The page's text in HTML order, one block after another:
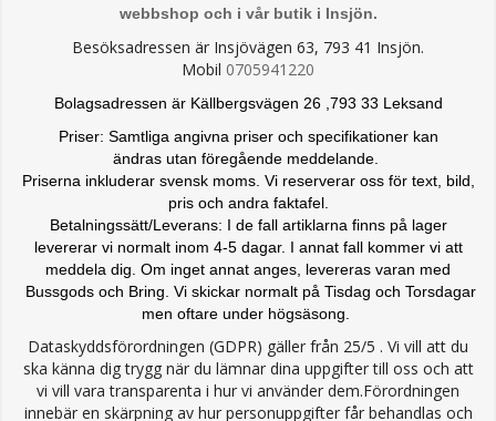
webbshop och i vår butik i Insjön.
Besöksadressen är Insjövägen 63, 793 41 Insjön.
Mobil 0705941220
Bolagsadressen är Källbergsvägen 26 ,793 33 Leksand
Priser: Samtliga angivna priser och specifikationer kan
ändras utan föregående meddelande.
Priserna inkluderar svensk moms. Vi reserverar oss för text, bild,
pris och andra faktafel.
Betalningssätt/Leverans: I de fall artiklarna finns på lager
levererar vi normalt inom 4-5 dagar. I annat fall kommer vi att
meddela dig. Om inget annat anges, levereras varan med
Bussgods och Bring. Vi skickar normalt på Tisdag och Torsdagar
men oftare under högsäsong.
Dataskyddsförordningen (GDPR) gäller från 25/5 . Vi vill att du
ska känna dig trygg när du lämnar dina uppgifter till oss och att
vi vill vara transparenta i hur vi använder dem.Förordningen
innebär en skärpning av hur personuppgifter får behandlas och